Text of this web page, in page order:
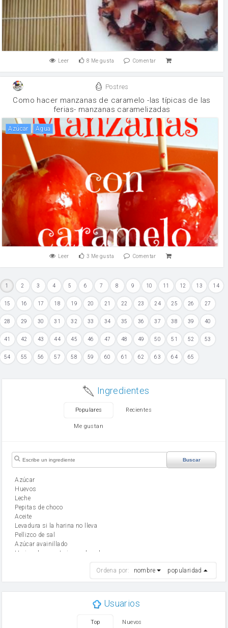
Leer 8 Me gusta Comentar
Postres
Como hacer manzanas de caramelo -las típicas de las
ferias- manzanas caramelizadas
Azúcar agua
Leer 3 Me gusta Comentar
1 2 3 4 5 6 7 8 9 10 11 12 13 14
15 16 17 18 19 20 21 22 23 24 25 26 27
28 29 30 31 32 33 34 35 36 37 38 39 40
41 42 43 44 45 46 47 48 49 50 51 52 53
54 55 56 57 58 59 60 61 62 63 64 65
Ingredientes
Populares Recientes
Me gustan
Buscar
Azúcar
huevos
leche
Pepitas de choco
aceite
Levadura si la harina no lleva
Pellizco de sal
Azúcar avainillado
Harina de reposteria con levadura
mantequilla
Ordena por: nombre popularidad
Usuarios
Top Nuevos